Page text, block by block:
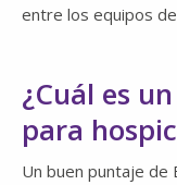
entre los equipos
¿Cuál es
para
Un buen puntaje de